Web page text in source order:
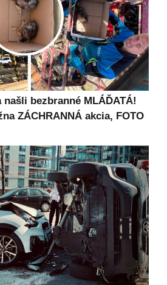
bezbranné MLÁĎATÁ!
ZÁCHRANNÁ akcia, FOTO